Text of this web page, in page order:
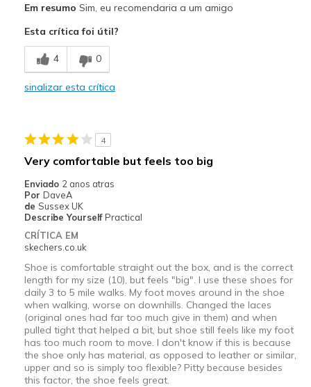
Comfortable
Durable
Going Out
Width
Sizing
View On Shoes
Shoes are for Wearing
Em resumo Sim, eu recomendaria a um amigo
Esta crítica foi útil?
4 0
sinalizar esta crítica
4
Very comfortable but feels too big
Enviado 2 anos atras
Por DaveA
de Sussex UK
Describe Yourself Practical
CRÍTICA EM
skechers.co.uk
Shoe is comfortable straight out the box, and is the correct
length for my size (10), but feels "big". I use these shoes for
daily 3 to 5 mile walks. My foot moves around in the shoe
when walking, worse on downhills. Changed the laces
(original ones had far too much give in them) and when
pulled tight that helped a bit, but shoe still feels like my foot
has too much room to move. I don't know if this is because
the shoe only has material, as opposed to leather or similar,
upper and so is simply too flexible? Pitty because besides
this factor, the shoe feels great.